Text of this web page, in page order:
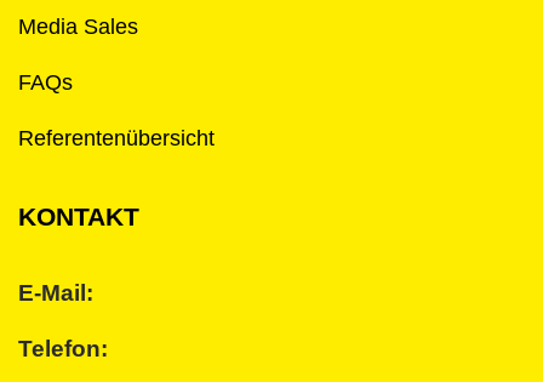
Media Sales
FAQs
Referentenübersicht
KONTAKT
E-Mail:
Telefon: